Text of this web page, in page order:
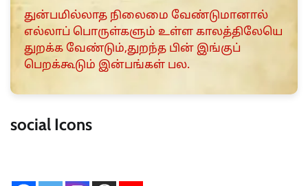
துன்பமில்லாத நிலைமை வேண்டுமானால்
எல்லாப் பொருள்களும் உள்ள காலத்திலேயெ
துறக்க வேண்டும்,துறந்த பின் இங்குப்
பெறக்கூடும் இன்பங்கள் பல.
social Icons